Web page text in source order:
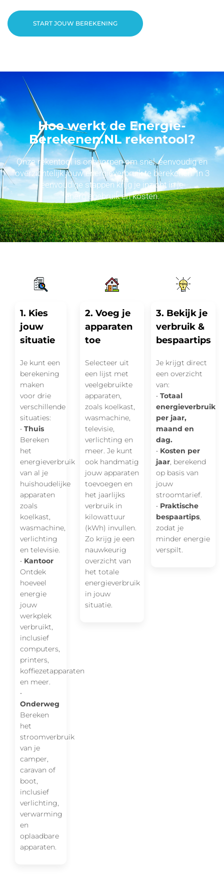
START JOUW BEREKENING
Hoe werkt de Energie-
Berekenen.NL rekentool?
Onze rekentool is ontworpen om snel, eenvoudig en
overzichtelijk jouw energieverbruik te berekenen. In 3
eenvoudige stappen krijg je inzicht in je
energiegebruik en kosten.
1. Kies
jouw
situatie
Je kunt een
berekening
maken
voor drie
verschillende
situaties:
• Thuis
Bereken
het
energieverbruik
van al je
huishoudelijke
apparaten
zoals
koelkast,
wasmachine,
verlichting
en televisie.
• Kantoor
Ontdek
hoeveel
energie
jouw
werkplek
verbruikt,
inclusief
computers,
printers,
koffiezetapparaten
en meer.
•
Onderweg
Bereken
het
stroomverbruik
van je
camper,
caravan of
boot,
inclusief
verlichting,
verwarming
en
oplaadbare
apparaten.
2. Voeg je
apparaten
toe
Selecteer uit
een lijst met
veelgebruikte
apparaten,
zoals koelkast,
wasmachine,
televisie,
verlichting en
meer. Je kunt
ook handmatig
jouw apparaten
toevoegen en
het jaarlijks
verbruik in
kilowattuur
(kWh) invullen.
Zo krijg je een
nauwkeurig
overzicht van
het totale
energieverbruik
in jouw
situatie.
3. Bekijk je
verbruik &
bespaartips
Je krijgt direct
een overzicht
van:
•Totaal
energieverbruik
per jaar,
maand en
dag.
• Kosten per
jaar, berekend
op basis van
jouw
stroomtarief.
• Praktische
bespaartips,
zodat je
minder energie
verspilt.